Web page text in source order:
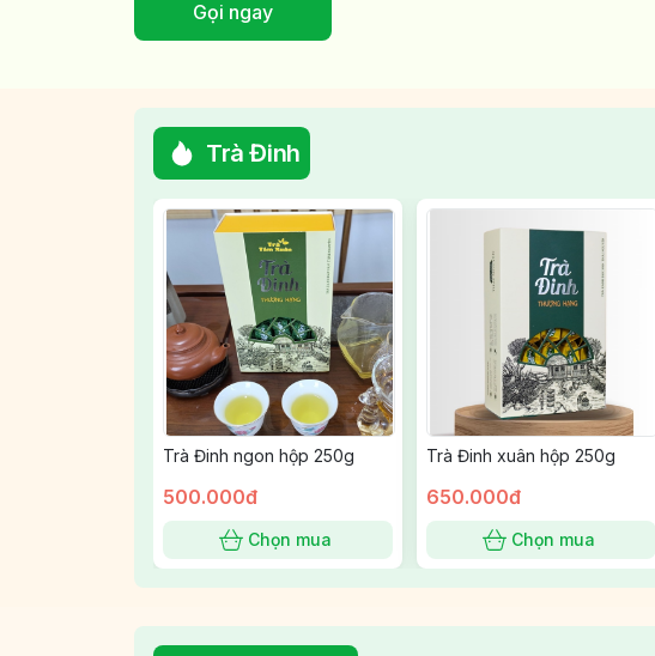
Gọi ngay
Trà Đinh
Trà Đinh ngon hộp 250g
500.000đ
Chọn mua
Trà Đinh xuân hộp 250g
650.000đ
Chọn mua